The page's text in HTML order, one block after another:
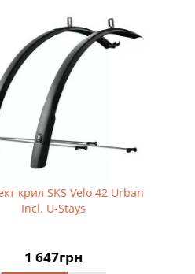
Бризговик Green
міні під сідло